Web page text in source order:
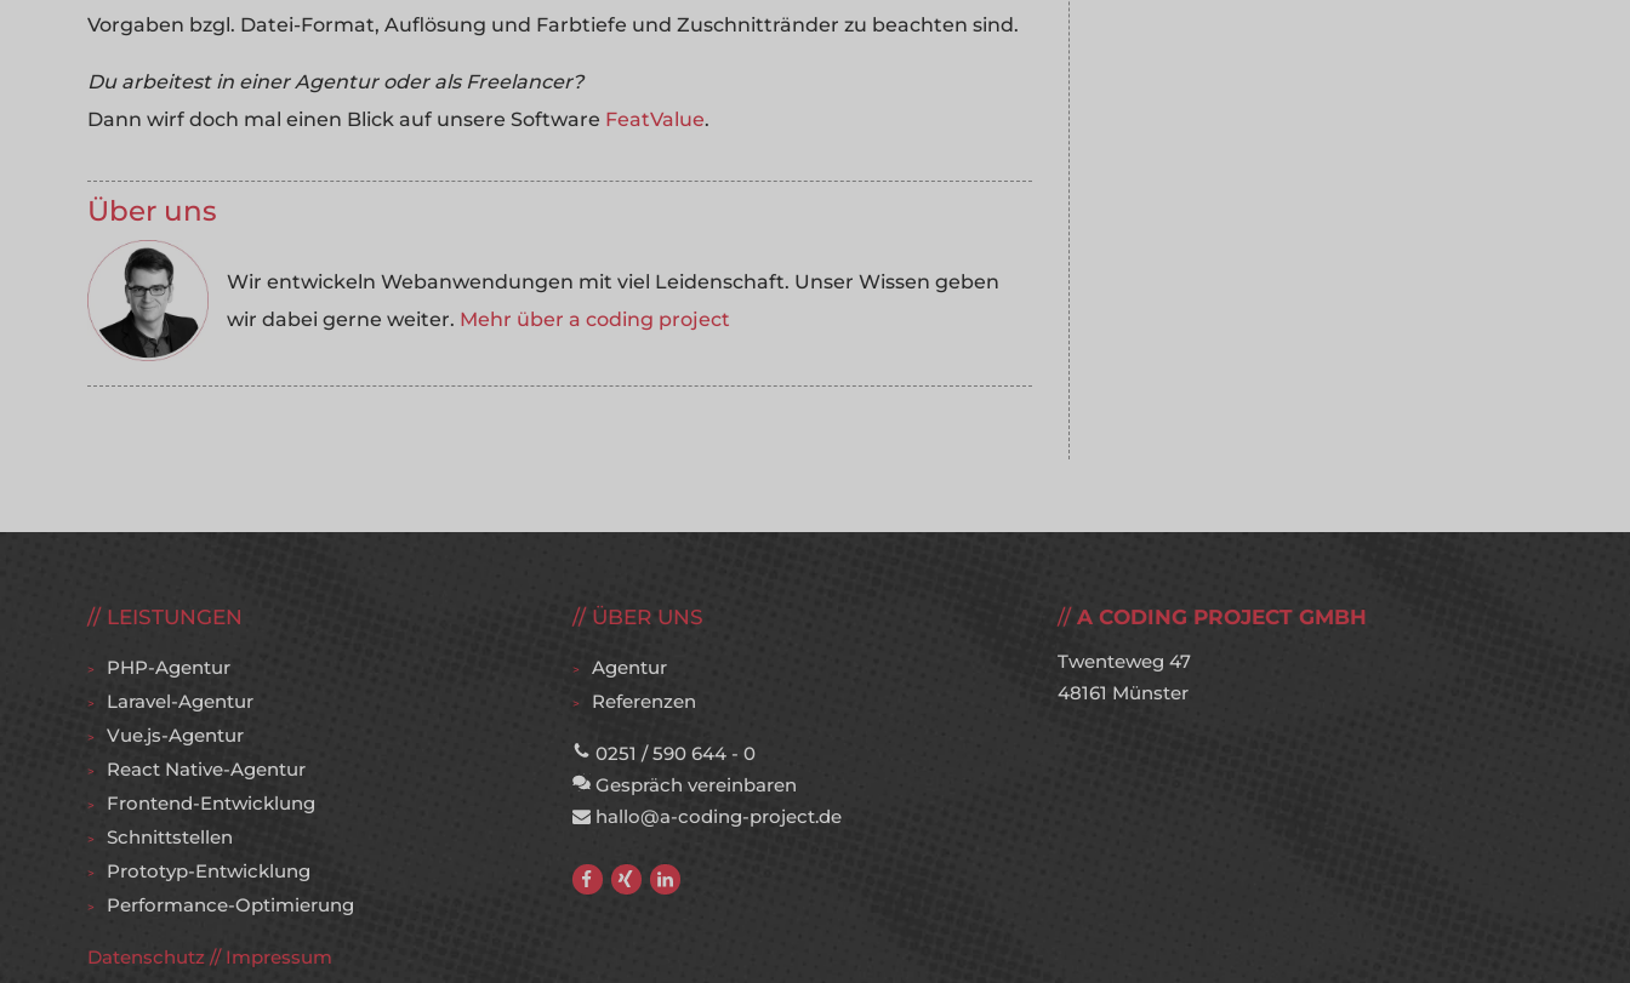
Vorgaben bzgl. Datei-Format, Auflösung und Farbtiefe und Zuschnittränder zu beachten sind.
Du arbeitest in einer Agentur oder als Freelancer?
Dann wirf doch mal einen Blick auf unsere Software FeatValue.
Über uns
Wir entwickeln Webanwendungen mit viel Leidenschaft. Unser Wissen geben
wir dabei gerne weiter. Mehr über a coding project
LEISTUNGEN
PHP-Agentur
Laravel-Agentur
Vue.js-Agentur
React Native-Agentur
Frontend-Entwicklung
Schnittstellen
Prototyp-Entwicklung
Performance-Optimierung
Datenschutz // Impressum
ÜBER UNS
Agentur
Referenzen
0251 / 590 644 - 0
Gespräch vereinbaren
hallo@a-coding-project.de
A CODING PROJECT GMBH
Twenteweg 47
48161 Münster